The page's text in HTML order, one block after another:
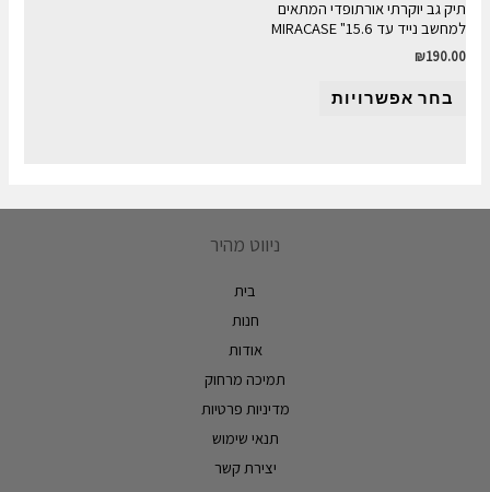
תיק גב יוקרתי אורתופדי המתאים
למחשב נייד עד 15.6" MIRACASE
₪190.00
בחר אפשרויות
ניווט מהיר
בית
חנות
אודות
תמיכה מרחוק
מדיניות פרטיות
תנאי שימוש
יצירת קשר